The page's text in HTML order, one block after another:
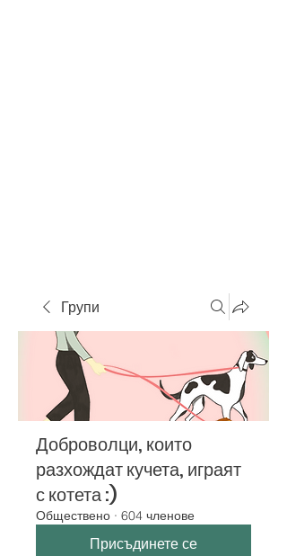
Групи
Доброволци, които
разхождат кучета, играят
с котета :)
Обществено · 604 членове
Присъдинете се